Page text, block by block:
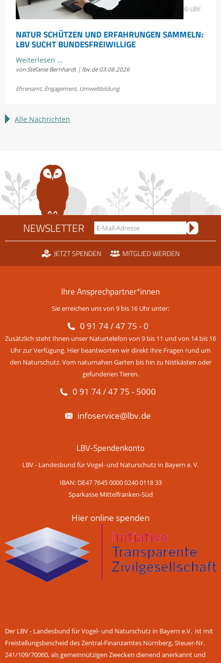
© LBV
NATUR SCHÜTZEN UND ERFAHRUNGEN SAMMELN:
LBV SUCHT BUNDESFREIWILLIGE
Weiterlesen …Natur
schützen
LBV
von Stefanie Bernhardt | lbv.de 03.08.2026
Ehrenamt, Engagement, Umweltbildung
Alle Nachrichten
NEWSLETTER
JETZT SPENDEN MITGLIED WERDEN
Ihre Ansprechpartner*innen
Sie erreichen uns von 9 bis 16 Uhr unter:
0 91 74 / 47 75 - 0
Zusätzlich steht Ihnen unser Naturtelefon von 9 bis 11 und von 14 bis 16
Uhr zur Verfügung. Hier beantworten wir direkt Ihre Fragen rund um
den Naturschutz. Vom naturnahen Garten bis hin zu Nistkästen oder
gefundenen Tieren.
0 91 74 / 47 75 - 5000
infoservice@lbv.de
LBV-Spendenkonto
LBV - Landesbund für Vogel- und Naturschutz in Bayern e. V.
IBAN: DE47 7645 0000 0240 0118 33
Sparkasse Mittelfranken-Süd
Hier online spenden
Der LBV - Landesbund für Vogel- und Naturschutz in Bayern e.V. ist mit
Freistellungsbescheid des Zentral-Finanzamtes Nürnberg, Steuer-Nr.
241/109/70060, als gemeinnützigen Zwecken dienend anerkannt und